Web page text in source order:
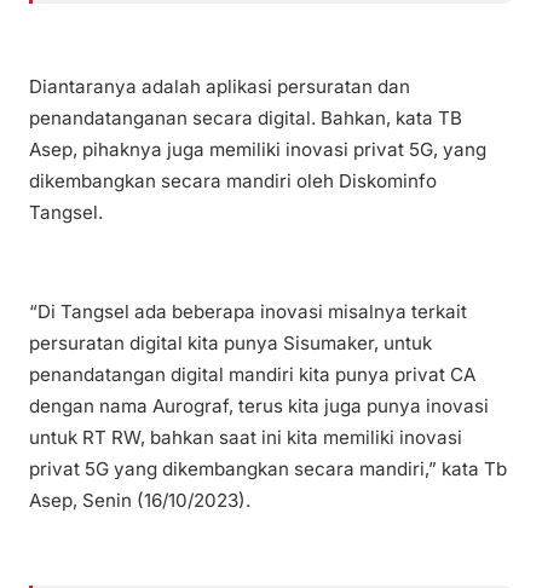
Diantaranya adalah aplikasi persuratan dan
penandatanganan secara digital. Bahkan, kata TB
Asep, pihaknya juga memiliki inovasi privat 5G, yang
dikembangkan secara mandiri oleh Diskominfo
Tangsel.
“Di Tangsel ada beberapa inovasi misalnya terkait
persuratan digital kita punya Sisumaker, untuk
penandatangan digital mandiri kita punya privat CA
dengan nama Aurograf, terus kita juga punya inovasi
untuk RT RW, bahkan saat ini kita memiliki inovasi
privat 5G yang dikembangkan secara mandiri,” kata Tb
Asep, Senin (16/10/2023).